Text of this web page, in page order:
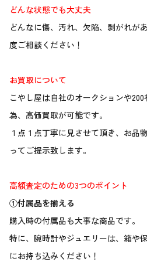
どんな状態でも大丈夫
どんなに傷、汚れ、欠陥、剥がれが
度ご相談ください！
お買取について
こやし屋は自社のオークションや
為、高価買取が可能です。
１点１点丁寧に見させて頂き、お品
ってご提示致します。
高額査定のための3つのポイント
①付属品を揃える
購入時の付属品も大事な商品です。
特に、腕時計やジュエリーは、箱や
にお持ち込みください！